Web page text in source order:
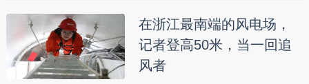
在浙江最南端的风电场，
记者登高50米，当一回追
风者